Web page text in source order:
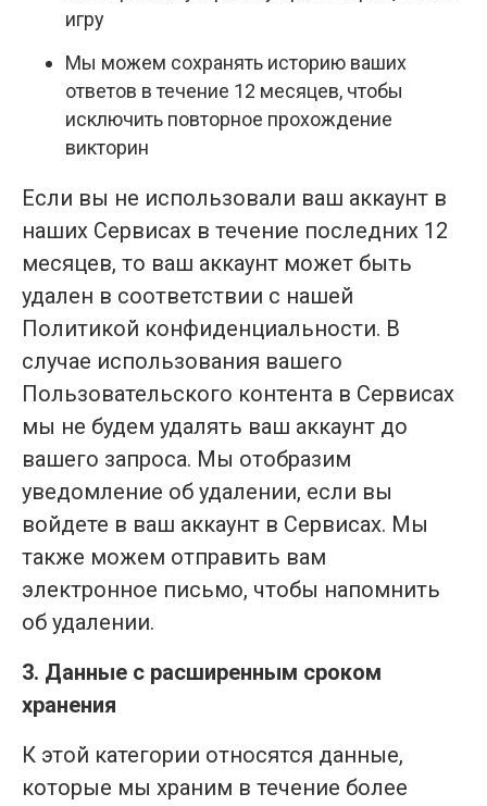
игру
Мы можем сохранять историю ваших
ответов в течение 12 месяцев, чтобы
исключить повторное прохождение
викторин
Если вы не использовали ваш аккаунт в
наших Сервисах в течение последних 12
месяцев, то ваш аккаунт может быть
удален в соответствии с нашей
Политикой конфиденциальности. В
случае использования вашего
Пользовательского контента в Сервисах
мы не будем удалять ваш аккаунт до
вашего запроса. Мы отобразим
уведомление об удалении, если вы
войдете в ваш аккаунт в Сервисах. Мы
также можем отправить вам
электронное письмо, чтобы напомнить
об удалении.
3. Данные с расширенным сроком
хранения
К этой категории относятся данные,
которые мы храним в течение более